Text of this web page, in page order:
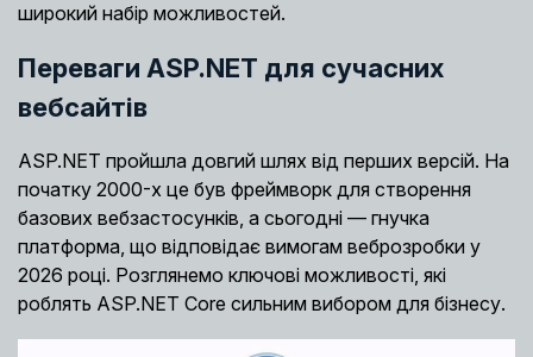
широкий набір можливостей.
Переваги ASP.NET для сучасних
вебсайтів
ASP.NET пройшла довгий шлях від перших версій. На
початку 2000-х це був фреймворк для створення
базових вебзастосунків, а сьогодні — гнучка
платформа, що відповідає вимогам веброзробки у
2026 році. Розглянемо ключові можливості, які
роблять ASP.NET Core сильним вибором для бізнесу.